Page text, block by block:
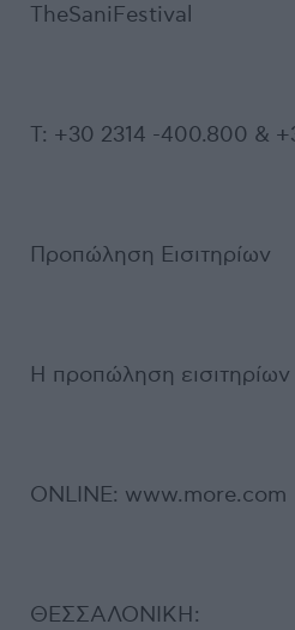
TheSaniFestival
Τ: +30 2314 -400.800 &
Προπώληση Εισιτηρίων
Η προπώληση εισιτηρίων
ONLINE: www.more.com
ΘΕΣΣΑΛΟΝΙΚΗ: